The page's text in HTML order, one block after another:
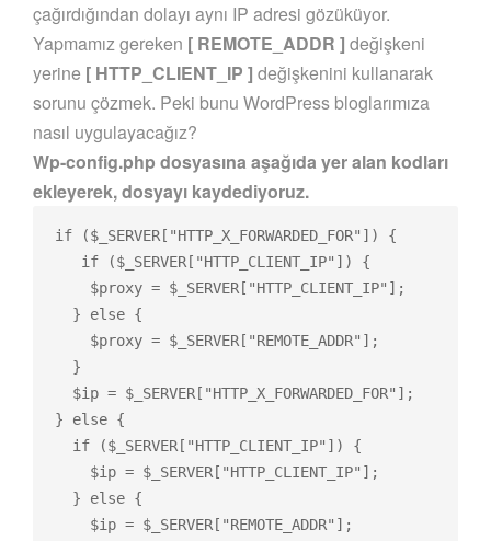
çağırdığından dolayı aynı IP adresi gözüküyor.
Yapmamız gereken [ REMOTE_ADDR ] değişkeni
yerine [ HTTP_CLIENT_IP ] değişkenini kullanarak
sorunu çözmek. Peki bunu WordPress bloglarımıza
nasıl uygulayacağız?
Wp-config.php dosyasına aşağıda yer alan kodları
ekleyerek, dosyayı kaydediyoruz.
if ($_SERVER["HTTP_X_FORWARDED_FOR"]) {
   if ($_SERVER["HTTP_CLIENT_IP"]) {
    $proxy = $_SERVER["HTTP_CLIENT_IP"];
  } else {
    $proxy = $_SERVER["REMOTE_ADDR"];
  }
  $ip = $_SERVER["HTTP_X_FORWARDED_FOR"];
} else {
  if ($_SERVER["HTTP_CLIENT_IP"]) {
    $ip = $_SERVER["HTTP_CLIENT_IP"];
  } else {
    $ip = $_SERVER["REMOTE_ADDR"];